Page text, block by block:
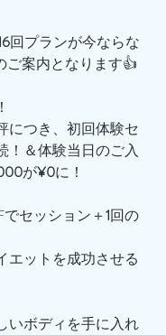
回プランが今ならな
ご案内となります👍
につき、初回体験セ
！＆体験当日のご入
が¥0に！
でセッション＋1回の
エットを成功させる
いボディを手に入れ